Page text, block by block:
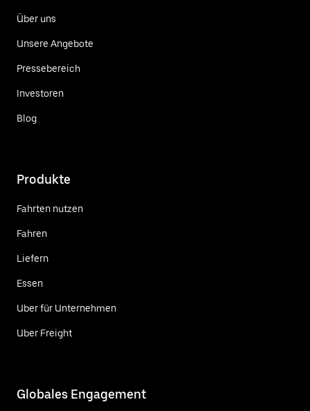
Über uns
Unsere Angebote
Pressebereich
Investoren
Blog
Produkte
Fahrten nutzen
Fahren
Liefern
Essen
Uber für Unternehmen
Uber Freight
Globales Engagement